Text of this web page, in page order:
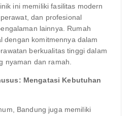
ini memiliki fasilitas modern
dan profesional
lainnya. Rumah
dengan komitmennya dalam
berkualitas tinggi dalam
nyaman dan ramah.
Mengatasi Kebutuhan
Bandung juga memiliki